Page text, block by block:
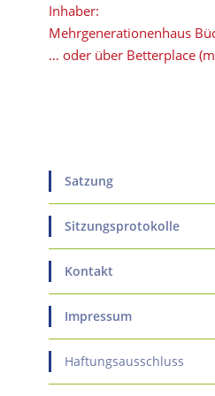
Inhaber:
Mehrgenerationenhaus
… oder über Betterplace
Satzung
Sitzungsprotokolle
Kontakt
Impressum
Haftungsausschluss